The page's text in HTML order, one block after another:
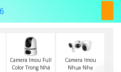
Camera Imou Full
Color Trong Nhà
Camera Imou
Nhụa Nhẹ